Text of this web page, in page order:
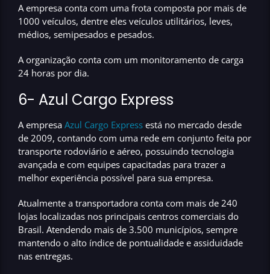
A empresa conta com uma frota composta por mais de
1000 veículos, dentre eles veículos utilitários, leves,
médios, semipesados e pesados.
A organização conta com um monitoramento de carga
24 horas por dia.
6- Azul Cargo Express
A empresa Azul Cargo Express está no mercado desde
de 2009, contando com uma rede em conjunto feita por
transporte rodoviário e aéreo, possuindo tecnologia
avançada e com equipes capacitadas para trazer a
melhor experiência possível para sua empresa.
Atualmente a transportadora conta com mais de 240
lojas localizadas nos principais centros comerciais do
Brasil. Atendendo mais de 3.500 municípios, sempre
mantendo o alto índice de pontualidade e assiduidade
nas entregas.